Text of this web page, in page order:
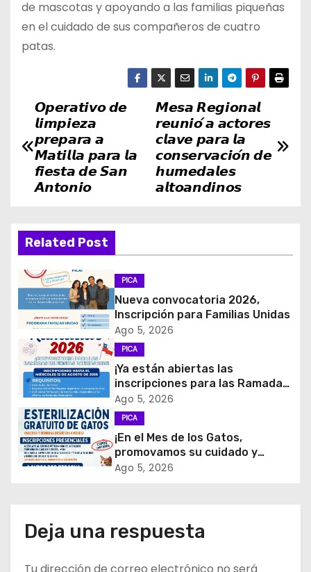
de mascotas y apoyando a las familias piqueñas
en el cuidado de sus compañeros de cuatro
patas.
N
a
g
a
c
i
ó
n
d
e
e
t
𝙈𝙚𝙨𝙖 𝙍𝙚𝙜𝙞𝙤𝙣𝙖𝙡
𝙧𝙚𝙪𝙣𝙞𝙤́ 𝙖 𝙖𝙘𝙩𝙤𝙧𝙚𝙨
𝙘𝙡𝙖𝙫𝙚 𝙥𝙖𝙧𝙖 𝙡𝙖
𝙘𝙤𝙣𝙨𝙚𝙧𝙫𝙖𝙘𝙞𝙤́𝙣 𝙙𝙚
𝙝𝙪𝙢𝙚𝙙𝙖𝙡𝙚𝙨
𝙖𝙡𝙩𝙤𝙖𝙣𝙙𝙞𝙣𝙤𝙨
𝙊𝙥𝙚𝙧𝙖𝙩𝙞𝙫𝙤 𝙙𝙚
𝙡𝙞𝙢𝙥𝙞𝙚𝙯𝙖
𝙥𝙧𝙚𝙥𝙖𝙧𝙖 𝙖
𝙈𝙖𝙩𝙞𝙡𝙡𝙖 𝙥𝙖𝙧𝙖 𝙡𝙖
𝙛𝙞𝙚𝙨𝙩𝙖 𝙙𝙚 𝙎𝙖𝙣
𝘼𝙣𝙩𝙤𝙣𝙞𝙤
Related Post
PICA
Nueva convocatoria 2026,
Inscripción para Familias Unidas
Ago 5, 2026
PICA
¡Ya están abiertas las
inscripciones para las Ramadas
de Fiestas Patrias 2026!
Ago 5, 2026
PICA
¡En el Mes de los Gatos,
promovamos su cuidado y
tenencia responsable!
Ago 5, 2026
Deja una respuesta
Tu dirección de correo electrónico no será